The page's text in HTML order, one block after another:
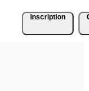
Inscription